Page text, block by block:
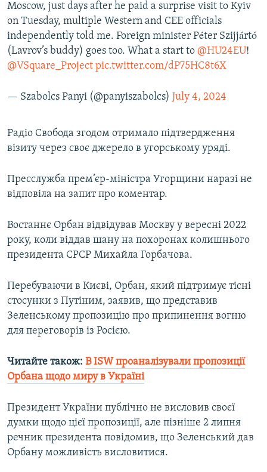
Moscow, just days after he paid a surprise visit to Kyiv
on Tuesday, multiple Western and CEE officials
independently told me. Foreign minister Péter Szijjártó
(Lavrov’s buddy) goes too. What a start to @HU24EU!
@VSquare_Project pic.twitter.com/dP75HC8t6X
— Szabolcs Panyi (@panyiszabolcs) July 4, 2024
Радіо Свобода згодом отримало підтвердження
візиту через своє джерело в угорському уряді.
Пресслужба прем’єр-міністра Угорщини наразі не
відповіла на запит про коментар.
Востаннє Орбан відвідував Москву у вересні 2022
року, коли віддав шану на похоронах колишнього
президента СРСР Михайла Горбачова.
Перебуваючи в Києві, Орбан, який підтримує тісні
стосунки з Путіним, заявив, що представив
Зеленському пропозицію про припинення вогню
для переговорів із Росією.
Читайте також: В ISW проаналізували пропозиції
Орбана щодо миру в Україні
Президент України публічно не висловив своєї
думки щодо цієї пропозиції, але пізніше 2 липня
речник президента повідомив, що Зеленський дав
Орбану можливість висловитися.